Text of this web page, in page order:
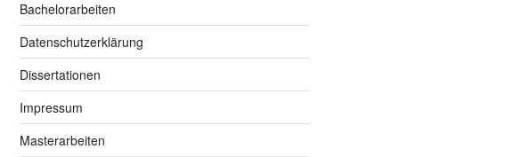
Bachelorarbeiten
Datenschutzerklärung
Dissertationen
Impressum
Masterarbeiten